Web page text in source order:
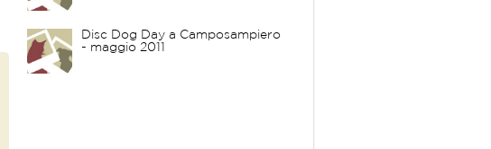
Disc Dog Day a Camposampiero
- maggio 2011